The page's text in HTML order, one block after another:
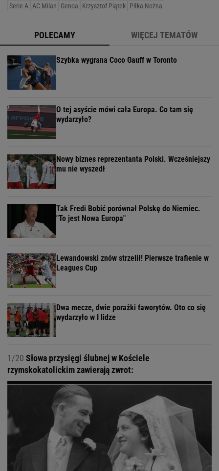
Serie A AC Milan Genoa Krzysztof Piątek Piłka Nożna
POLECAMY WIĘCEJ TEMATÓW
Szybka wygrana Coco Gauff w Toronto
O tej asyście mówi cała Europa. Co tam się
wydarzyło?
Nowy biznes reprezentanta Polski. Wcześniejszy
mu nie wyszedł
Tak Fredi Bobić porównał Polskę do Niemiec.
"To jest Nowa Europa"
Lewandowski znów strzelił! Pierwsze trafienie w
Leagues Cup
Dwa mecze, dwie porażki faworytów. Oto co się
wydarzyło w I lidze
1/20 Słowa przysięgi ślubnej w Kościele
rzymskokatolickim zawierają zwrot: